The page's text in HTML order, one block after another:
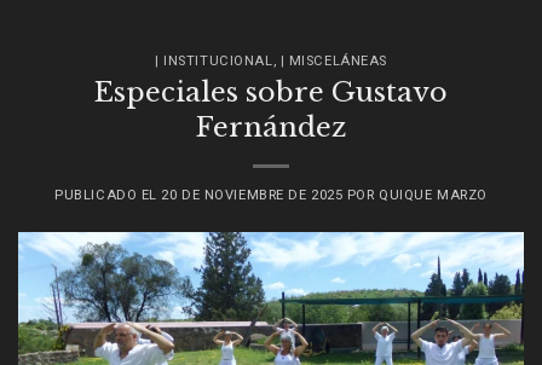
| INSTITUCIONAL, | MISCELÁNEAS
Especiales sobre Gustavo
Fernández
PUBLICADO EL 20 DE NOVIEMBRE DE 2025 POR QUIQUE MARZO